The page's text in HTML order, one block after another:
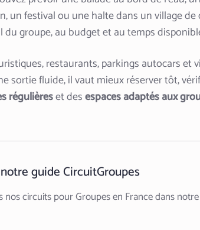
un festival ou une halte dans un village de
groupe, au budget et au temps
restaurants, parkings autocars et
sortie fluide, il vaut mieux réserver tôt,
régulièreset desespaces adaptés aux
guide CircuitGroupes
nos circuits pour Groupes en France dans notre